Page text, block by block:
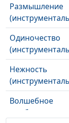
Размышление
Одиночество
Нежность
Волшебное
пробуждение